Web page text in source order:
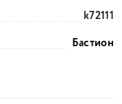
k72111
Бастион